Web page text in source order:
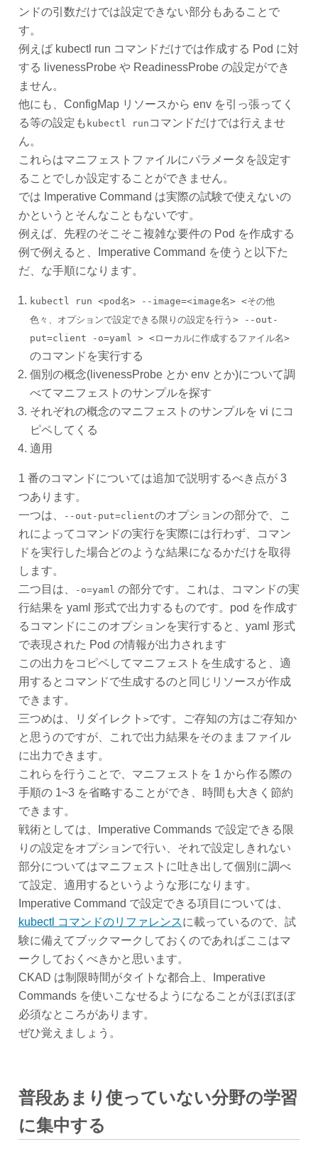
ンドの引数だけでは設定できない部分もあることで
す。
例えば kubectl run コマンドだけでは作成する Pod に対
する livenessProbe や ReadinessProbe の設定ができ
ません。
他にも、ConfigMap リソースから env を引っ張ってく
る等の設定も kubectl run コマンドだけでは行えませ
ん。
これらはマニフェストファイルにパラメータを設定す
ることでしか設定することができません。
では Imperative Command は実際の試験で使えないの
かというとそんなこともないです。
例えば、先程のそこそこ複雑な要件の Pod を作成する
例で例えると、Imperative Command を使うと以下た
だ、な手順になります。
kubectl run <pod名> --image=<image名> <その他
色々、オプションで設定できる限りの設定を行う> --out-
put=client -o=yaml > <ローカルに作成するファイル名>
のコマンドを実行する
個別の概念(livenessProbe とか env とか)について調
べてマニフェストのサンプルを探す
それぞれの概念のマニフェストのサンプルを vi にコ
ピペしてくる
適用
1 番のコマンドについては追加で説明するべき点が 3
つあります。
一つは、
--out-put=clientのオプションの部分で、こ
れによってコマンドの実行を実際には行わず、コマン
ドを実行した場合どのような結果になるかだけを取得
します。
二つ目は、
-o=yaml の部分です。これは、コマンドの実
行結果を yaml 形式で出力するものです。pod を作成す
るコマンドにこのオプションを実行すると、yaml 形式
で表現された Pod の情報が出力されます
この出力をコピペしてマニフェストを生成すると、適
用するとコマンドで生成するのと同じリソースが作成
できます。
三つめは、リダイレクト >です。ご存知の方はご存知か
と思うのですが、これで出力結果をそのままファイル
に出力できます。
これらを行うことで、マニフェストを 1 から作る際の
手順の 1~3 を省略することができ、時間も大きく節約
できます。
戦術としては、Imperative Commands で設定できる限
りの設定をオプションで行い、それで設定しきれない
部分についてはマニフェストに吐き出して個別に調べ
て設定、適用するというような形になります。
Imperative Command で設定できる項目については、
kubectl コマンドのリファレンスに載っているので、試
験に備えてブックマークしておくのであればここはマ
ークしておくべきかと思います。
CKAD は制限時間がタイトな都合上、Imperative
Commands を使いこなせるようになることがほぼほぼ
必須なところがあります。
ぜひ覚えましょう。
普段あまり使っていない分野の学習
に集中する